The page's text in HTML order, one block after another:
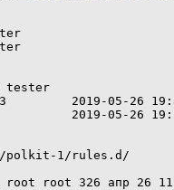
tester
2019-05-26
2019-05-26
1/rules.d/
root 326 апр 26